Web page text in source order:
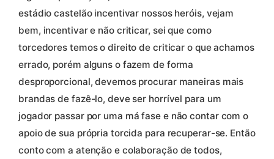
estádio castelão incentivar nossos heróis, vejam
bem, incentivar e não criticar, sei que como
torcedores temos o direito de criticar o que achamos
errado, porém alguns o fazem de forma
desproporcional, devemos procurar maneiras mais
brandas de fazê-lo, deve ser horrível para um
jogador passar por uma má fase e não contar com o
apoio de sua própria torcida para recuperar-se. Então
conto com a atenção e colaboração de todos,